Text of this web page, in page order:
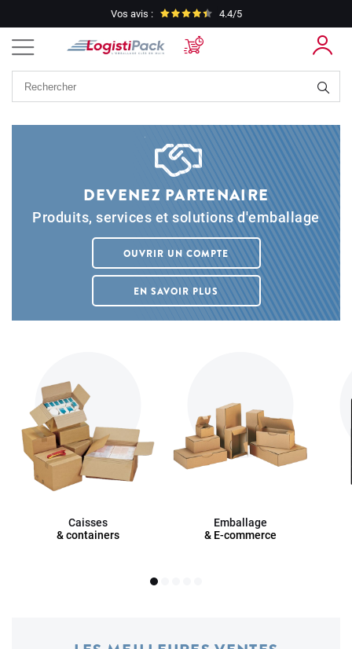
Vos avis : 4.4/5
DEVENEZ PARTENAIRE
Produits, services et solutions d'emballage
OUVRIR UN COMPTE
EN SAVOIR PLUS
Caisses
& containers
Emballage
& E-commerce